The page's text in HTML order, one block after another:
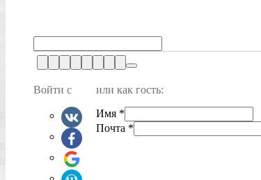
Войти с
или как гость:
Имя *
Почта *